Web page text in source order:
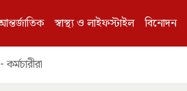
স্বাস্থ্য ও লাইফস্টাইল বিনোদন